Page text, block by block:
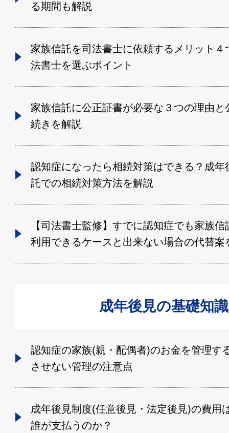
る期間も解説
家族信託を司法書士に依頼するメリット４
法書士を選ぶポイント
家族信託に公正証書が必要な３つの理由と
続きを解説
認知症になったら相続対策はできる？成年
託での相続対策方法を解説
【司法書士監修】すでに認知症でも家族
利用できるケースと出来ない場合の代替案
成年後見の基礎知識
認知症の家族(親・配偶者)のお金を管理す
させない管理の注意点
成年後見制度(任意後見・法定後見)の費用
誰が支払うのか？